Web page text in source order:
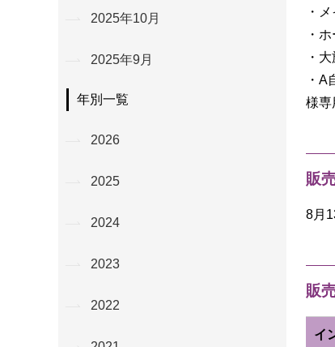
・
・
・
・
様専
販
8月
販
イ
2025年10月
2025年9月
年別一覧
2026
2025
2024
2023
2022